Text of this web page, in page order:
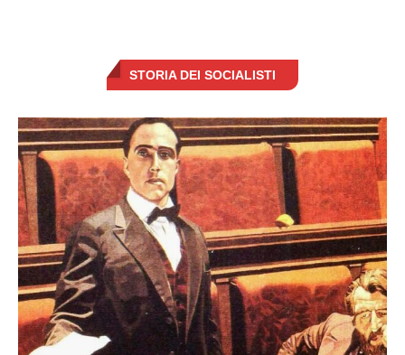
STORIA DEI SOCIALISTI